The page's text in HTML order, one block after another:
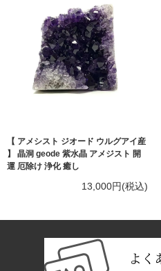
【 アメシスト ジオード ウルグアイ産
】 晶洞 geode 紫水晶 アメジスト 開
運 厄除け 浄化 癒し
13,000円(税込)